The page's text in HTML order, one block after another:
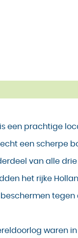
een prachtige
een scherpe
van alle
het rijke
tegen
waren